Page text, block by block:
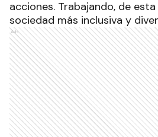
acciones. Trabajando, de
sociedad más inclusiva y
Ads